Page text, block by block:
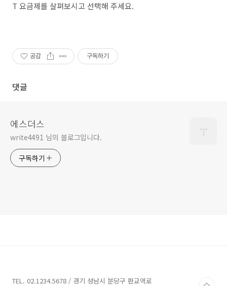
T 요금제를 살펴보시고 선택해 주세요.
공감 구독하기
댓글
에스더스
write4491 님의 블로그입니다.
구독하기
TEL. 02.1234.5678 / 경기 성남시 분당구 판교역로